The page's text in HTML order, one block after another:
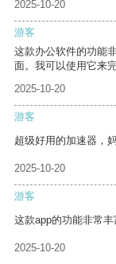
2025-10-20
游客
这款办公软件的功能
面。我可以使用它来
2025-10-20
游客
超级好用的加速器，
2025-10-20
游客
这款app的功能非常丰
2025-10-20